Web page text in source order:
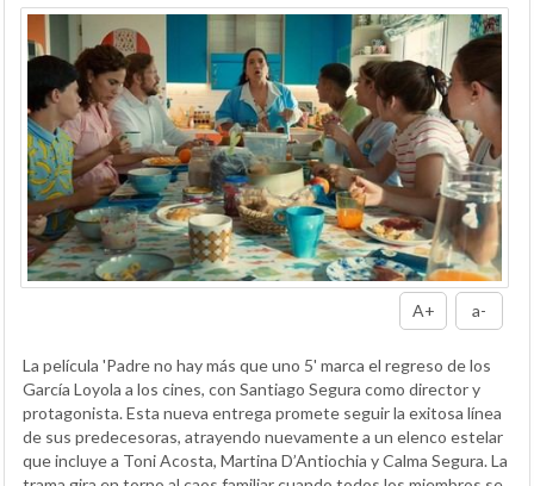
A+ a-
La película 'Padre no hay más que uno 5' marca el regreso de los
García Loyola a los cines, con Santiago Segura como director y
protagonista. Esta nueva entrega promete seguir la exitosa línea
de sus predecesoras, atrayendo nuevamente a un elenco estelar
que incluye a Toni Acosta, Martina D’Antiochia y Calma Segura. La